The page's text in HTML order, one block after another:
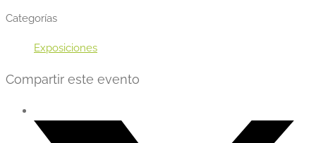
Categorías
Exposiciones
Compartir este evento